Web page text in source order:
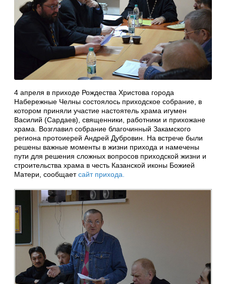
4 апреля в приходе Рождества Христова города
Набережные Челны состоялось приходское собрание, в
котором приняли участие настоятель храма игумен
Василий (Сардаев), священники, работники и прихожане
храма. Возглавил собрание благочинный Закамского
региона протоиерей Андрей Дубровин. На встрече были
решены важные моменты в жизни прихода и намечены
пути для решения сложных вопросов приходской жизни и
строительства храма в честь Казанской иконы Божией
Матери, сообщаетсайт прихода.